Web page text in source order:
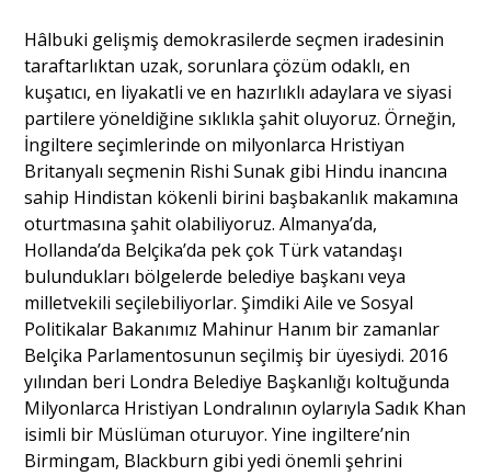
Hâlbuki gelişmiş demokrasilerde seçmen iradesinin
taraftarlıktan uzak, sorunlara çözüm odaklı, en
kuşatıcı, en liyakatli ve en hazırlıklı adaylara ve siyasi
partilere yöneldiğine sıklıkla şahit oluyoruz. Örneğin,
İngiltere seçimlerinde on milyonlarca Hristiyan
Britanyalı seçmenin Rishi Sunak gibi Hindu inancına
sahip Hindistan kökenli birini başbakanlık makamına
oturtmasına şahit olabiliyoruz. Almanya’da,
Hollanda’da Belçika’da pek çok Türk vatandaşı
bulundukları bölgelerde belediye başkanı veya
milletvekili seçilebiliyorlar. Şimdiki Aile ve Sosyal
Politikalar Bakanımız Mahinur Hanım bir zamanlar
Belçika Parlamentosunun seçilmiş bir üyesiydi. 2016
yılından beri Londra Belediye Başkanlığı koltuğunda
Milyonlarca Hristiyan Londralının oylarıyla Sadık Khan
isimli bir Müslüman oturuyor. Yine ingiltere’nin
Birmingam, Blackburn gibi yedi önemli şehrini